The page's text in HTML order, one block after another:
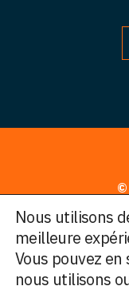
©
Nous utilisons
meilleure
Vous pouvez
nous utilisons